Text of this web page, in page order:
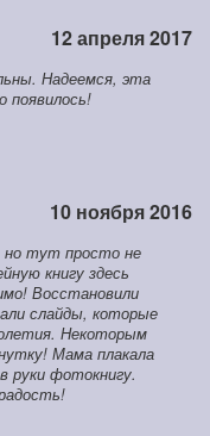
12 апреля 2017
Надеемся, эта
появилось!
10 ноября 2016
тут просто не
книгу здесь
Восстановили
слайды, которые
Некоторым
Мама плакала
руки фотокнигу.